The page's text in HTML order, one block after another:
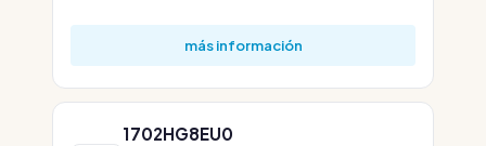
más información
1702HG8EU0